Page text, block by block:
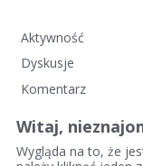
Aktywność
Dyskusje
Komentarz
Witaj,
Wygląda na to, że